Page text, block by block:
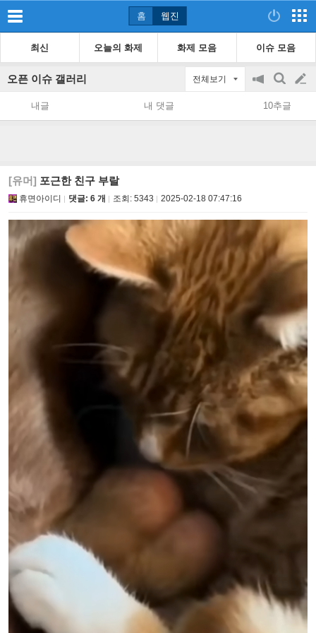
홈 웹진
최신 오늘의 화제 화제 모음 이슈 모음
오픈 이슈 갤러리 전체보기
공
지
on/off
검
색
글
쓰
내글 내 댓글 10추글
[유머] 포근한 친구 부랄
휴면아이디 댓글: 6 개 조회: 5343 2025-02-18 07:47:16